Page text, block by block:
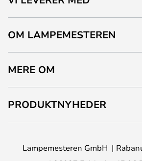
OM LAMPEMESTEREN
MERE OM
PRODUKTNYHEDER
Lampemesteren GmbH